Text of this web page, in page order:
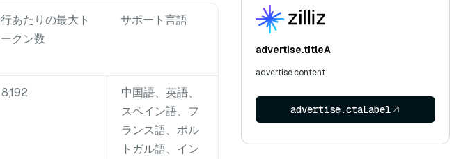
行あたりの最大ト
ークン数
サポート言語
8,192
中国語、英語、
スペイン語、フ
ランス語、ポル
トガル語、イン
advertise.titleA
advertise.content
advertise.ctaLabel